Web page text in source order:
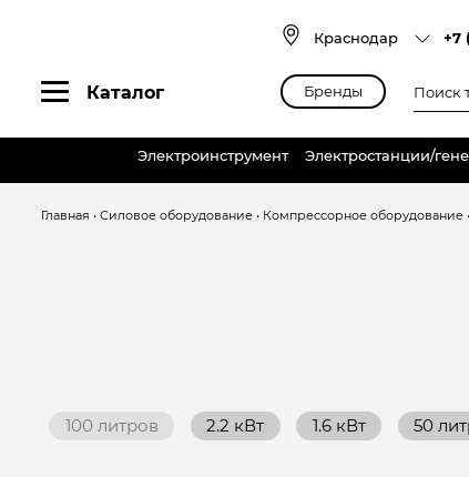
Краснодар +7
Каталог Бренды
Электроинструмент Электростанции/
Главная • Силовое оборудование • Компрессорное оборудование •
100 литров 2.2 кВт 1.6 кВт 50